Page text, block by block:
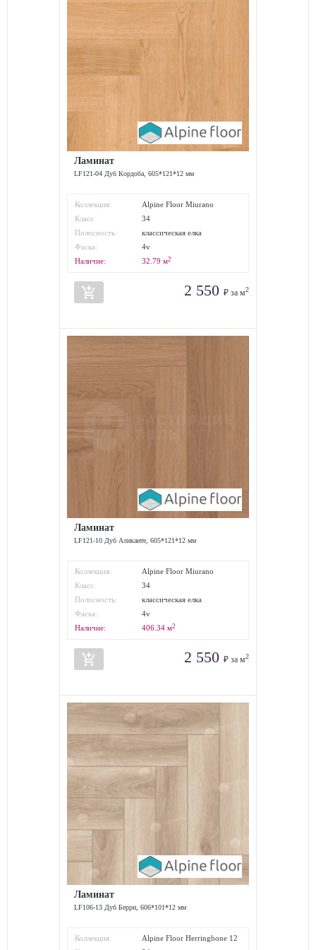
Ламинат
LF121-04 Дуб Кордоба, 605*121*12 мм
Коллекция:
Alpine Floor Miurano
Herringbone
Класс
износостойкости:
34
Полосность:
классическая елка
Фаска:
4v
Наличие:
32.79 м2
add_shopping_cart 2 550 ₽ за м2
Ламинат
LF121-10 Дуб Аликанте, 605*121*12 мм
Коллекция:
Alpine Floor Miurano
Herringbone
Класс
износостойкости:
34
Полосность:
классическая елка
Фаска:
4v
Наличие:
406.34 м2
add_shopping_cart 2 550 ₽ за м2
Ламинат
LF106-13 Дуб Берри, 606*101*12 мм
Коллекция:
Alpine Floor Herringbone 12